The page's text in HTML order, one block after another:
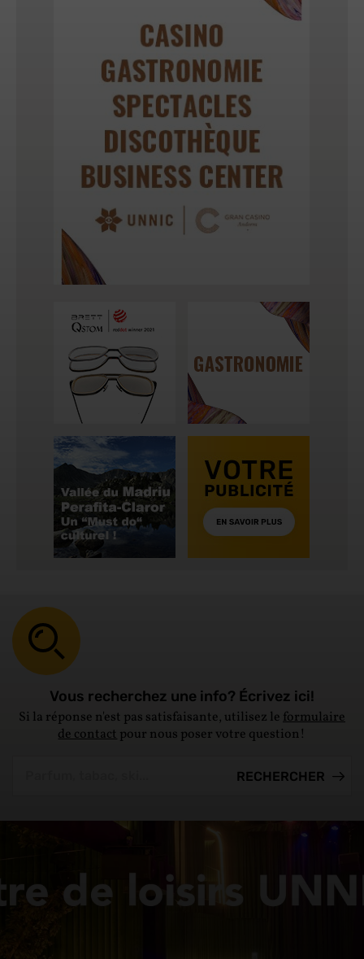
Vous recherchez une info? Écrivez ici!
Si la réponse n'est pas satisfaisante, utilisez leformulaire
de contactpour nous poser votre question!